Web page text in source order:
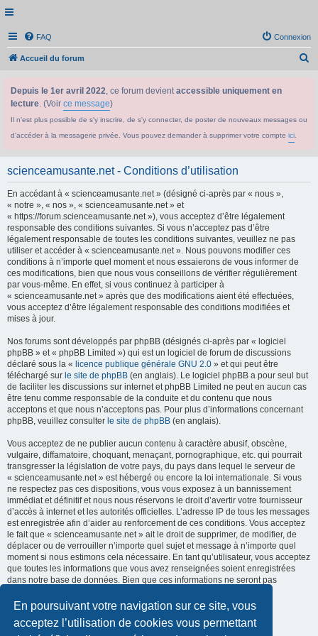
En poursuivant votre navigation sur ce site, vous
acceptez l’utilisation de cookies vous permettant
FAQ Connexion
Accueil du forum
Depuis le 1er avril 2022, ce forum devientaccessible uniquement en
lecture. (Voir ce message)
Il n'est plus possible de s'y inscrire, de s'y connecter, de poster de nouveaux messages ou
d'accéder à la messagerie privée. Vous pouvez demander à supprimer votre compte ici
scienceamusante.net - Conditions d’utilisation
En accédant à « scienceamusante.net » (désigné ci-après par « nous »,
« notre », « nos », « scienceamusante.net » et
« https://forum.scienceamusante.net »), vous acceptez d’être légalement
responsable des conditions suivantes. Si vous n’acceptez pas d’être
légalement responsable de toutes les conditions suivantes, veuillez ne pas
utiliser et accéder à « scienceamusante.net ». Nous pouvons modifier ces
conditions à n’importe quel moment et nous essaierons de vous informer de
ces modifications, bien que nous vous conseillons de vérifier régulièrement
par vous-même. En effet, si vous continuez à participer à
« scienceamusante.net » après que des modifications aient été effectuées,
vous acceptez d’être légalement responsable des conditions modifiées et
mises à jour.
Nos forums sont développés par phpBB (désignés ci-après par « logiciel
phpBB » et « phpBB Limited ») qui est un logiciel de forum de discussions
déclaré sous la « licence publique générale GNU 2.0 » et qui peut être
téléchargé sur le site de phpBB (en anglais). Le logiciel phpBB a pour seul but
de faciliter les discussions sur internet et phpBB Limited ne peut en aucun cas
être tenu comme responsable de la conduite et du contenu que nous
acceptons et que nous n’acceptons pas. Pour plus d’informations concernant
phpBB, veuillez consulter le site de phpBB (en anglais).
Vous acceptez de ne publier aucun contenu à caractère abusif, obscène,
vulgaire, diffamatoire, choquant, menaçant, pornographique, etc. qui pourrait
transgresser la législation de votre pays, du pays dans lequel le serveur de
« scienceamusante.net » est hébergé ou encore la loi internationale. Si vous
ne respectez pas ces dispositions, vous vous exposez à un bannissement
immédiat et définitif et nous nous réservons le droit d’avertir votre fournisseur
d’accès à internet et les autorités officielles. L’adresse IP de tous les messages
est enregistrée afin d’aider au renforcement de ces conditions. Vous acceptez
le fait que « scienceamusante.net » ait le droit de supprimer, de modifier, de
déplacer ou de verrouiller n’importe quel sujet et message à n’importe quel
moment si nous estimons cela nécessaire. En tant qu’utilisateur, vous acceptez
que toutes les informations que vous avez renseignées soient enregistrées
dans notre base de données. Bien que ces informations ne seront pas
« scienceamusante.net », ni phpBB, ne pourront être tenus comme
responsables en cas de tentative de piratage informatique visant à
compromettre vos données.